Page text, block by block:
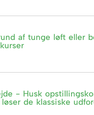
af tunge løft eller
- Husk
de klassiske